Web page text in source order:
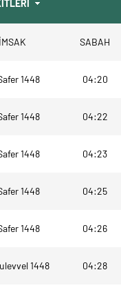
İMSAK SABAH
1448 04:20
1448 04:22
1448 04:23
1448 04:25
1448 04:26
1448 04:28